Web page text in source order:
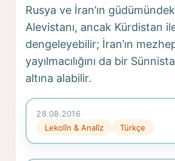
Rusya ve İran’ın
Alevistanı, ancak Kürdistan
dengeleyebilir; İran’ın
yayılmacılığını da bir
altına alabilir.
28.08.2016
Lekolîn & Analîz
Türkçe